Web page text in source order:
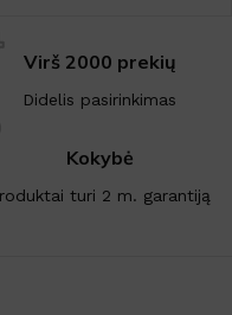
Virš 2000 prekių
Didelis pasirinkimas
Kokybė
turi 2 m. garantiją